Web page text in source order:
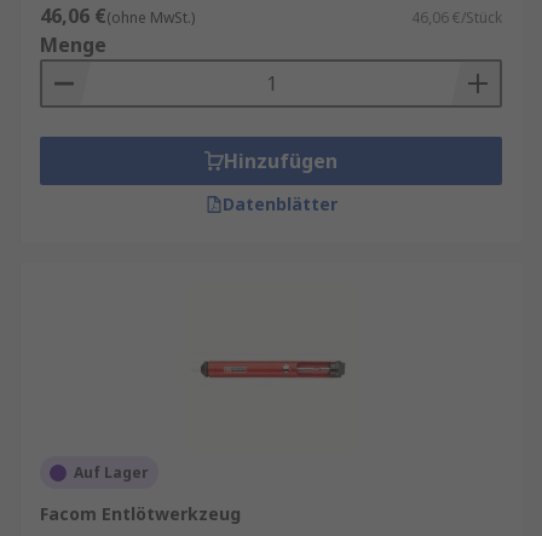
46,06 €(ohne MwSt.) 46,06 €/Stück
Menge
Hinzufügen
Datenblätter
Auf Lager
Facom Entlötwerkzeug